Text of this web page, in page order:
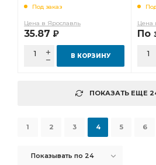
Под заказ
Цена в Ярославль
35.87 Р
В КОРЗИНУ
Цена
По
ПОКАЗАТЬ ЕЩЕ
Показывать по 24
1 2 3 4 5 6